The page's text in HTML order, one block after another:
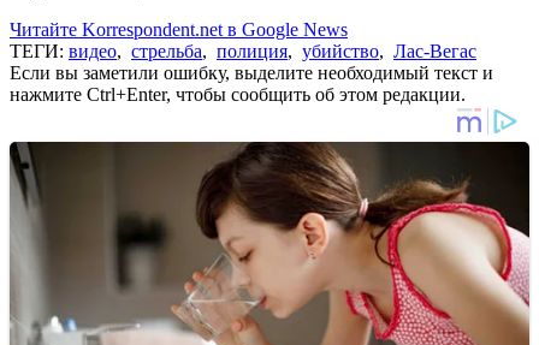
Читайте Korrespondent.net в Google News
ТЕГИ: видео, стрельба, полиция, убийство, Лас-Вегас
Если вы заметили ошибку, выделите необходимый текст и
нажмите Ctrl+Enter, чтобы сообщить об этом редакции.